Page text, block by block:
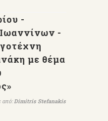
-
-
με θέμα
από:Dimitris Stefanakis